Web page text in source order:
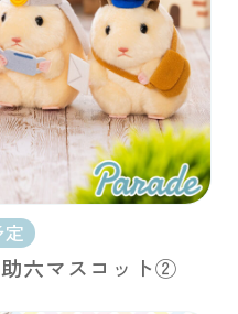
定
六マスコット②